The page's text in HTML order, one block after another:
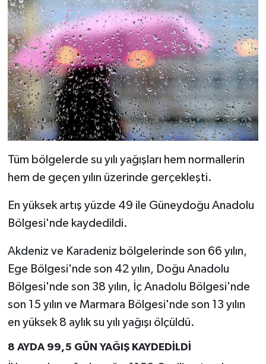
Tüm bölgelerde su yılı yağışları hem normallerin
hem de geçen yılın üzerinde gerçekleşti.
En yüksek artış yüzde 49 ile Güneydoğu Anadolu
Bölgesi'nde kaydedildi.
Akdeniz ve Karadeniz bölgelerinde son 66 yılın,
Ege Bölgesi'nde son 42 yılın, Doğu Anadolu
Bölgesi'nde son 38 yılın, İç Anadolu Bölgesi'nde
son 15 yılın ve Marmara Bölgesi'nde son 13 yılın
en yüksek 8 aylık su yılı yağışı ölçüldü.
8 AYDA 99,5 GÜN YAĞIŞ KAYDEDİLDİ